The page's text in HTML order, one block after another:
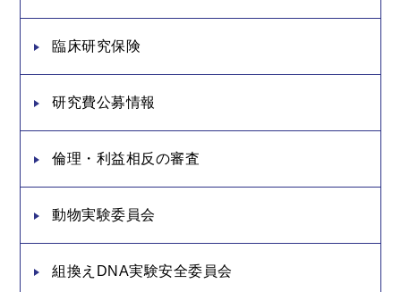
臨床研究保険
研究費公募情報
倫理・利益相反の審査
動物実験委員会
組換えDNA実験安全委員会